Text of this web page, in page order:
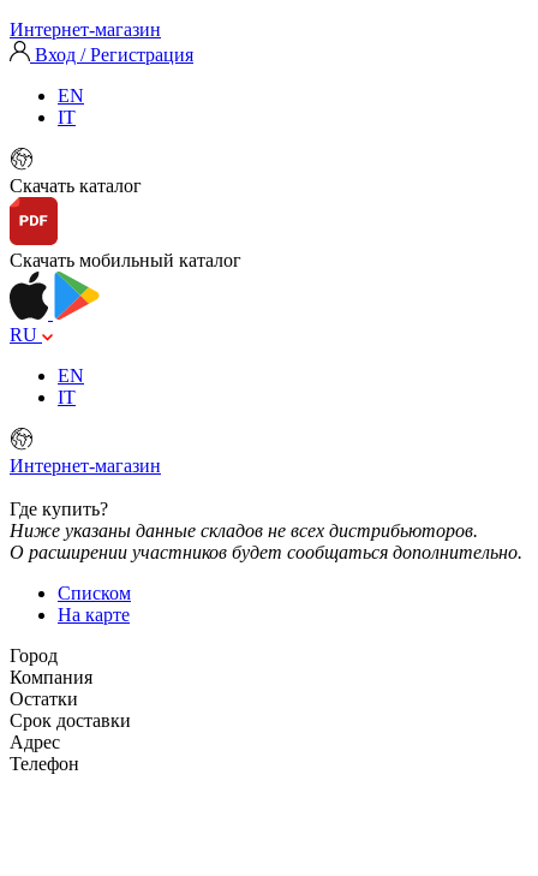
Интернет-магазин
Вход / Регистрация
EN
IT
Скачать каталог
Скачать мобильный каталог
RU
EN
IT
Интернет-магазин
Где купить?
Ниже указаны данные складов не всех дистрибьюторов.
О расширении участников будет сообщаться дополнительно.
Списком
На карте
Город
Компания
Остатки
Срок доставки
Адрес
Телефон